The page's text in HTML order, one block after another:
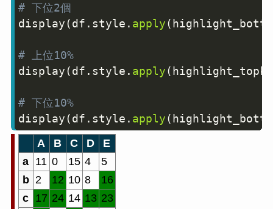
# 下位2個
display(df . style . apply(
# 上位10%
display(df . style . apply(
# 下位10%
display(df . style . apply(
A B C D
E
a
11 0 15 4
5
b 2 12 10 8
16
c
17 24 14 13 23